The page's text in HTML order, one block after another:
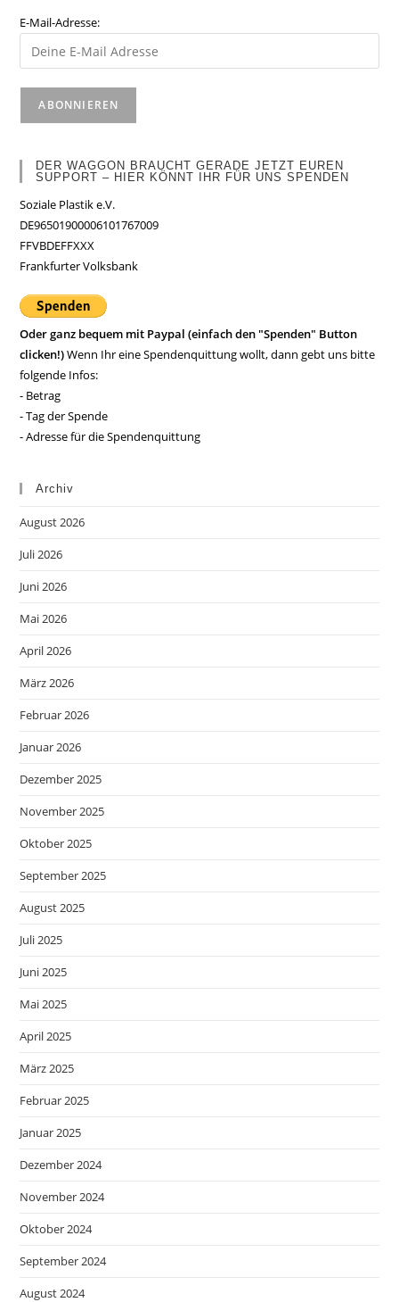
E-Mail-Adresse:
DER WAGGON BRAUCHT GERADE JETZT EUREN
SUPPORT – HIER KÖNNT IHR FÜR UNS SPENDEN
Soziale Plastik e.V.
DE96501900006101767009
FFVBDEFFXXX
Frankfurter Volksbank
Oder ganz bequem mit Paypal (einfach den "Spenden" Button
clicken!)Wenn Ihr eine Spendenquittung wollt, dann gebt uns bitte
folgende Infos:
- Betrag
- Tag der Spende
- Adresse für die Spendenquittung
Archiv
August 2026
Juli 2026
Juni 2026
Mai 2026
April 2026
März 2026
Februar 2026
Januar 2026
Dezember 2025
November 2025
Oktober 2025
September 2025
August 2025
Juli 2025
Juni 2025
Mai 2025
April 2025
März 2025
Februar 2025
Januar 2025
Dezember 2024
November 2024
Oktober 2024
September 2024
August 2024